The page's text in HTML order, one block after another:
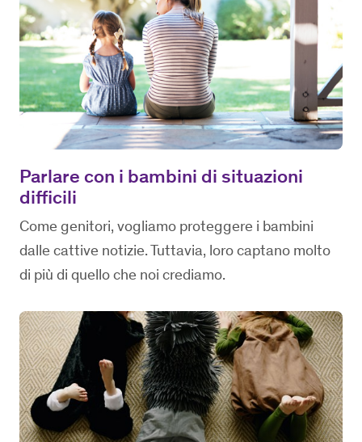
Parlare con i bambini di situazioni
difficili
Come genitori, vogliamo proteggere i bambini
dalle cattive notizie. Tuttavia, loro captano molto
di più di quello che noi crediamo.